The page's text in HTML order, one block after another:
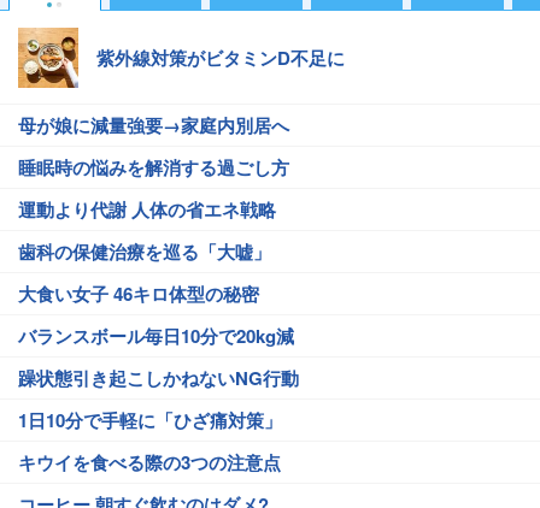
紫外線対策がビタミンD不足に
母が娘に減量強要→家庭内別居へ
睡眠時の悩みを解消する過ごし方
運動より代謝 人体の省エネ戦略
歯科の保健治療を巡る「大嘘」
大食い女子 46キロ体型の秘密
バランスボール毎日10分で20kg減
躁状態引き起こしかねないNG行動
1日10分で手軽に「ひざ痛対策」
キウイを食べる際の3つの注意点